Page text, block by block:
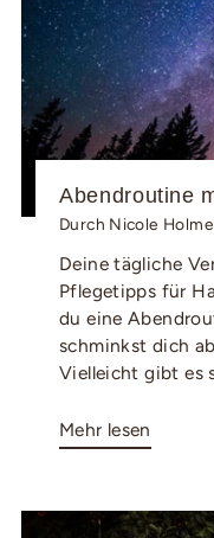
Abendroutine
Durch Nicole
Deine tägliche
Pflegetipps für
du eine
schminkst dich
Vielleicht gibt es
Mehr lesen